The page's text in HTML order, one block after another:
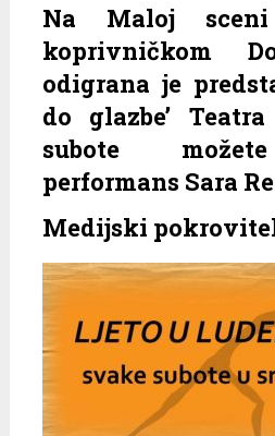
Na Maloj
koprivničkom
odigrana je
do glazbe’
subote
performans Sara
Medijski